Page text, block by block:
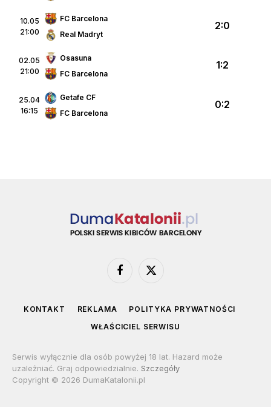
10.05
21:00
FC Barcelona
Real Madryt
2:0
02.05
21:00
Osasuna
FC Barcelona
1:2
25.04
16:15
Getafe CF
FC Barcelona
0:2
Facebook
X
KONTAKT REKLAMA
POLITYKA PRYWATNOŚCI
WŁAŚCICIEL SERWISU
Serwis wyłącznie dla osób powyżej 18 lat. Hazard może
uzależniać. Graj odpowiedzialnie. Szczegóły
Copyright © 2026 DumaKatalonii.pl